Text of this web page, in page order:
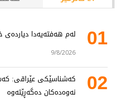
01 لەم هەفتەیەدا دیاردەی
9/8/2026
02
کەشناسێکی عێراقی:
نەوەدەکان دەگەڕێتەوە